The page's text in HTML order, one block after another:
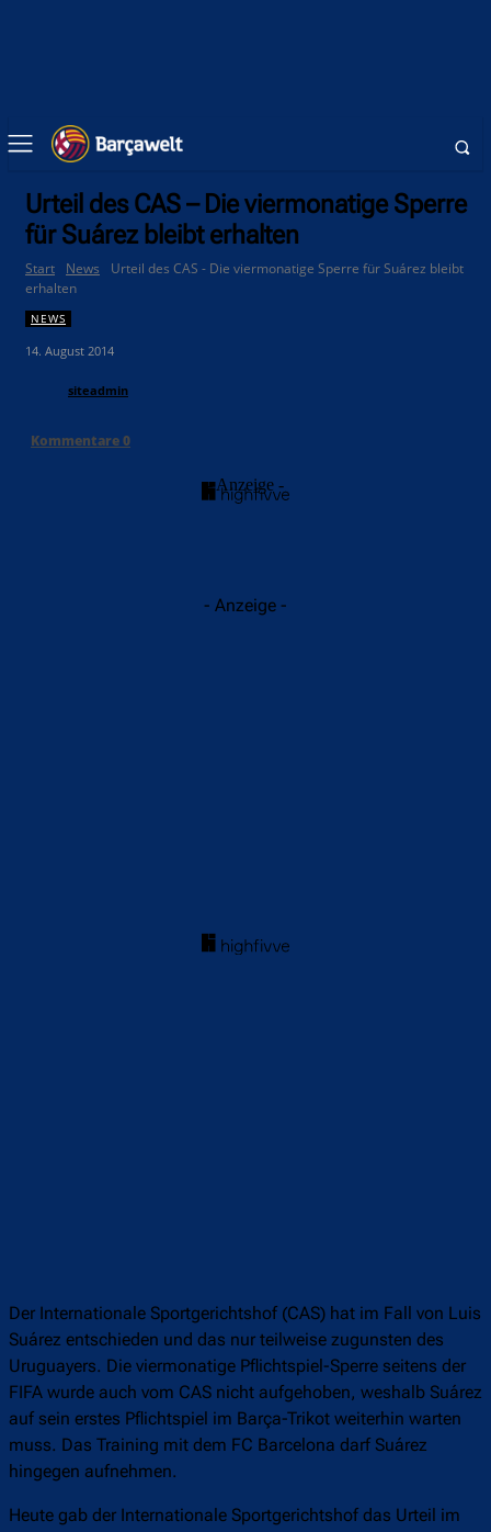
Urteil des CAS – Die viermonatige Sperre
für Suárez bleibt erhalten
Start News
Urteil des CAS - Die viermonatige Sperre für Suárez bleibt
erhalten
NEWS
14. August 2014
siteadmin
Kommentare0
- Anzeige -
- Anzeige -
Der Internationale Sportgerichtshof (CAS) hat im Fall von Luis
Suárez entschieden und das nur teilweise zugunsten des
Uruguayers. Die viermonatige Pflichtspiel-Sperre seitens der
FIFA wurde auch vom CAS nicht aufgehoben, weshalb Suárez
auf sein erstes Pflichtspiel im Barça-Trikot weiterhin warten
muss. Das Training mit dem FC Barcelona darf Suárez
hingegen aufnehmen.
Heute gab der Internationale Sportgerichtshof das Urteil im